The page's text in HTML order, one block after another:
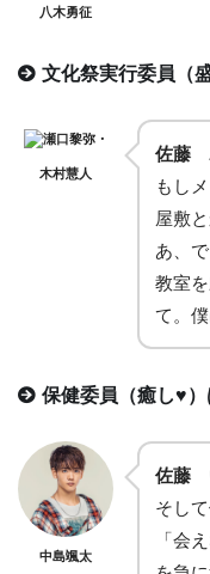
八木勇征
文化祭実行委員（
瀬口黎弥・
木村慧人
佐藤
もし
屋敷
あ、
教室
て。
保健委員（癒し♥）
中島颯太
佐藤
そし
「会